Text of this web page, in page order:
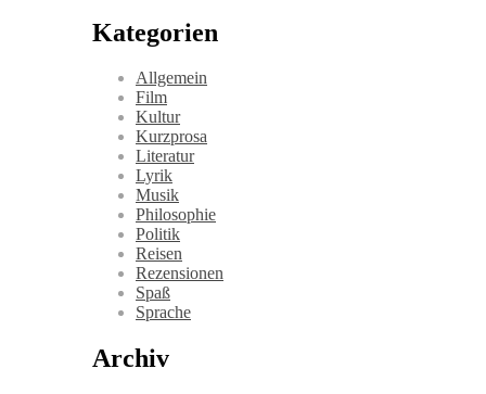
Kategorien
Allgemein
Film
Kultur
Kurzprosa
Literatur
Lyrik
Musik
Philosophie
Politik
Reisen
Rezensionen
Spaß
Sprache
Archiv